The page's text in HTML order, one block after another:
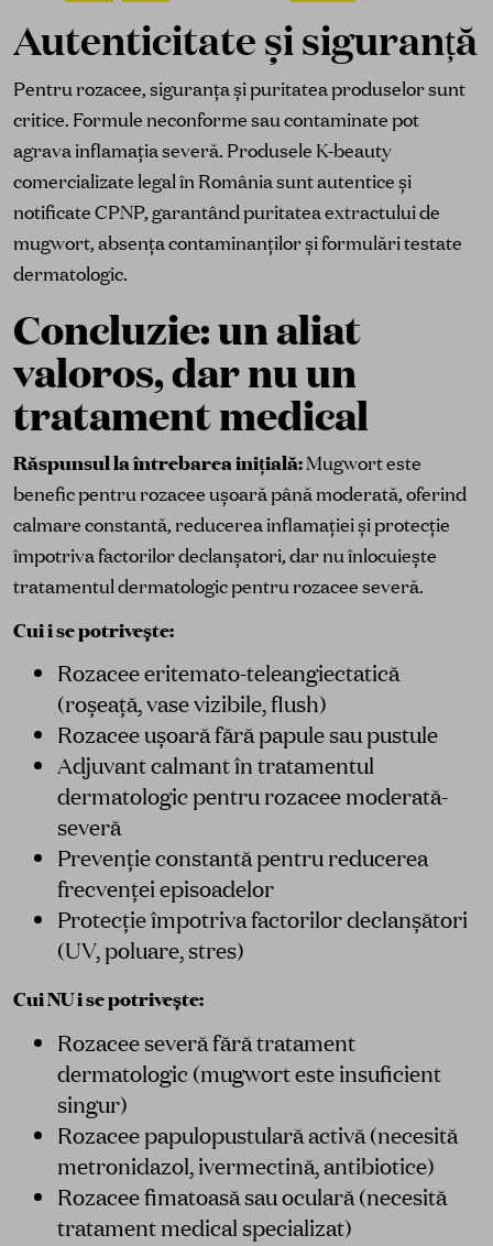
Autenticitate și siguranță
Pentru rozacee, siguranța și puritatea produselor sunt
critice. Formule neconforme sau contaminate pot
agrava inflamația severă. Produsele K-beauty
comercializate legal în România sunt autentice și
notificate CPNP, garantând puritatea extractului de
mugwort, absența contaminanților și formulări testate
dermatologic.
Concluzie: un aliat
valoros, dar nu un
tratament medical
Răspunsul la întrebarea inițială:Mugwort este
benefic pentru rozacee ușoară până moderată, oferind
calmare constantă, reducerea inflamației și protecție
împotriva factorilor declanșatori, dar nu înlocuiește
tratamentul dermatologic pentru rozacee severă.
Cui i se potrivește:
Rozacee eritemato-teleangiectatică
(roșeață, vase vizibile, flush)
Rozacee ușoară fără papule sau pustule
Adjuvant calmant în tratamentul
dermatologic pentru rozacee moderată-
severă
Prevenție constantă pentru reducerea
frecvenței episoadelor
Protecție împotriva factorilor declanșători
(UV, poluare, stres)
Cui NU i se potrivește:
Rozacee severă fără tratament
dermatologic (mugwort este insuficient
singur)
Rozacee papulopustulară activă (necesită
metronidazol, ivermectină, antibiotice)
Rozacee fimatoasă sau oculară (necesită
tratament medical specializat)